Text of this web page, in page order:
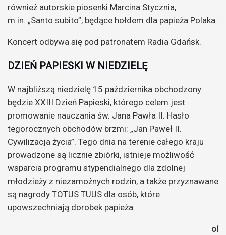
również autorskie piosenki Marcina Stycznia,
m.in. „Santo subito”, będące hołdem dla papieża Polaka.
Koncert odbywa się pod patronatem Radia Gdańsk.
DZIEŃ PAPIESKI W NIEDZIELĘ
W najbliższą niedzielę 15 października obchodzony
będzie XXIII Dzień Papieski, którego celem jest
promowanie nauczania św. Jana Pawła II. Hasło
tegorocznych obchodów brzmi: „Jan Paweł II.
Cywilizacja życia”. Tego dnia na terenie całego kraju
prowadzone są licznie zbiórki, istnieje możliwość
wsparcia programu stypendialnego dla zdolnej
młodzieży z niezamożnych rodzin, a także przyznawane
są nagrody TOTUS TUUS dla osób, które
upowszechniają dorobek papieża.
ol